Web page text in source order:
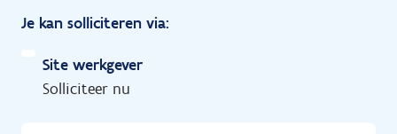
Je kan solliciteren via:
Site werkgever
Solliciteer nu